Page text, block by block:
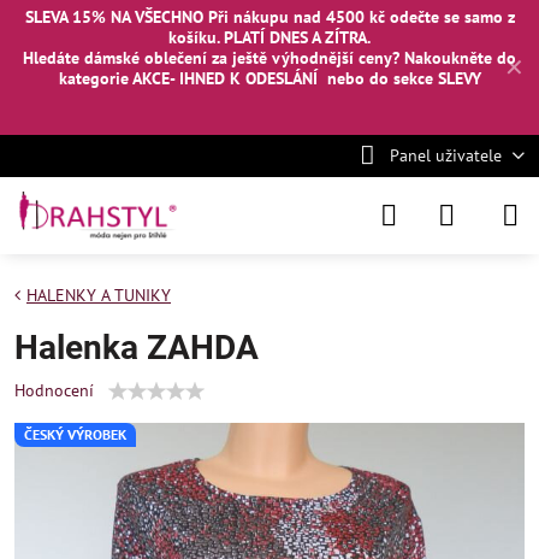
✕
SLEVA 15% NA VŠECHNO Při nákupu nad 4500 kč odečte se samo z
košíku. PLATÍ DNES A ZÍTRA.
Hledáte dámské oblečení za ještě výhodnější ceny? Nakoukněte do
kategorie AKCE- IHNED K ODESLÁNÍ nebo do sekce SLEVY
Panel uživatele
ČESKÝ VÝROBEK
HALENKY A TUNIKY
Halenka ZAHDA
Hodnocení